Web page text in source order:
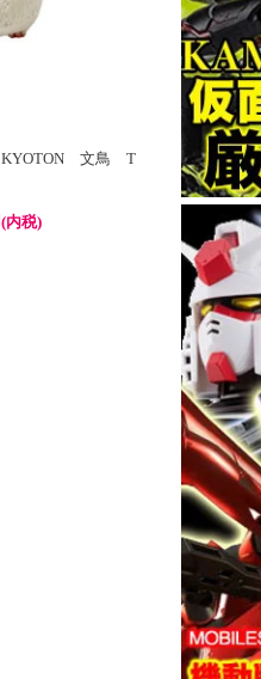
KYOTON 文鳥 T
内税)